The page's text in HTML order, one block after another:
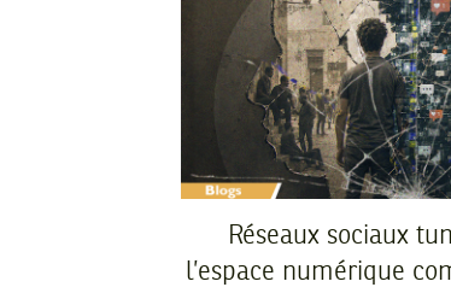
Réseaux sociaux
l’espace numérique